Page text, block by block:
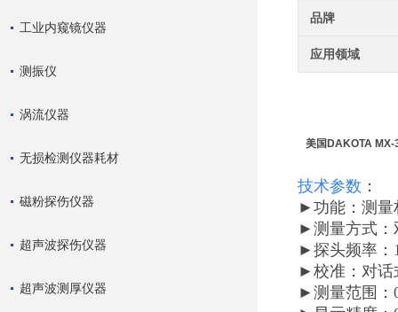
工业内窥镜仪器
测振仪
涡流仪器
无损检测仪器耗材
磁粉探伤仪器
超声波探伤仪器
超声波测厚仪器
品牌
应用领域
美国DAKOTA MX-
技术参数 ：
►功能：测量
►测量方式：
►探头频率：
►校准：对话
►测量范围：